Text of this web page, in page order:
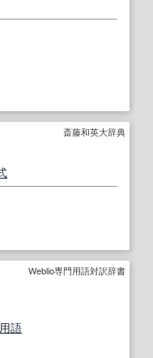
斎藤和英大辞典
Weblio専門用語対訳辞書
語